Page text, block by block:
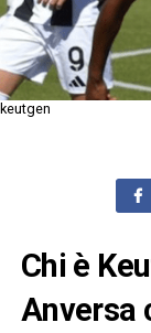
keutgen
Chi è
Anversa